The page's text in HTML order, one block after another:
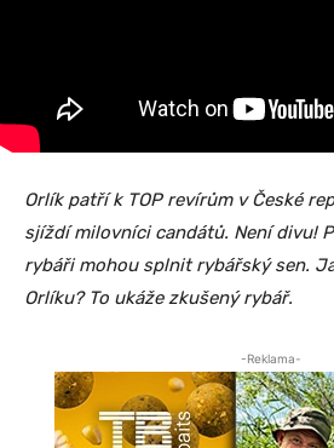
Orlík patří k TOP revírům v České
sjíždí milovníci candátů. Není divu!
rybáři mohou splnit rybářský sen.
Orlíku? To ukáže zkušený rybář.
-Reklama-